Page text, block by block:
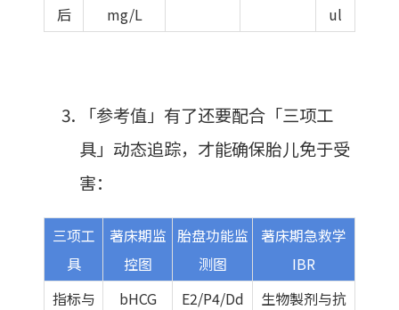
后
mg/L
ul
「参考值」有了还要配合「三项工
具」动态追踪，才能确保胎儿免于受
害：
三项工
具
著床期监
控图
胎盘功能监
测图
著床期急救学
IBR
指标与
bHCG E2/P4/Dd
生物製剂与抗